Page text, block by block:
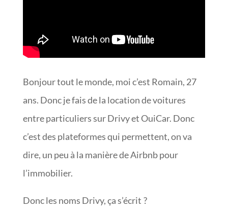
Bonjour tout le monde, moi c’est Romain, 27
ans. Donc je fais de la location de voitures
entre particuliers sur Drivy et OuiCar. Donc
c’est des plateformes qui permettent, on va
dire, un peu à la manière de Airbnb pour
l’immobilier.
Donc les noms Drivy, ça s’écrit ?